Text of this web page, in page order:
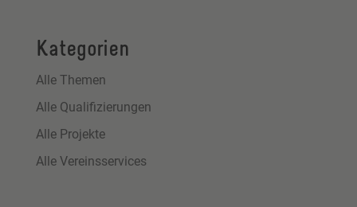
Kategorien
Alle Themen
Alle Qualifizierungen
Alle Projekte
Alle Vereinsservices